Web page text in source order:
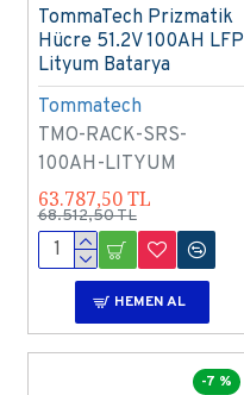
Tommatech
TMO-RACK-SRS-
100AH-LITYUM
TommaTech Prizmatik
Hücre 51.2V 100AH LFP
Lityum Batarya
63.787,50 TL
68.512,50 TL
HEMEN AL
-7 %